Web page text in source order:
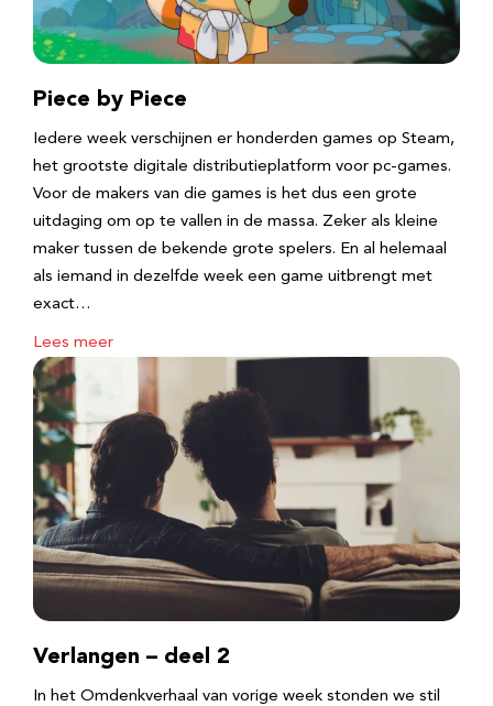
Piece by Piece
Iedere week verschijnen er honderden games op Steam,
het grootste digitale distributieplatform voor pc-games.
Voor de makers van die games is het dus een grote
uitdaging om op te vallen in de massa. Zeker als kleine
maker tussen de bekende grote spelers. En al helemaal
als iemand in dezelfde week een game uitbrengt met
exact…
Lees meer
Verlangen – deel 2
In het Omdenkverhaal van vorige week stonden we stil